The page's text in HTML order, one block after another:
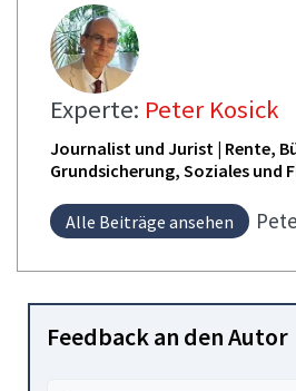
Experte: Peter Kosick
Journalist und Jurist | Rente,
Grundsicherung, Soziales und
Alle Beiträge ansehen
Feedback an den Autor